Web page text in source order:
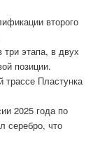
второго
этапа, в двух
позиции.
трассе Пластунка
2025 года по
серебро, что